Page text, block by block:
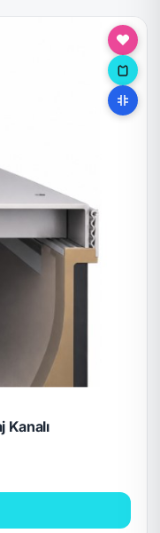
Kanalı